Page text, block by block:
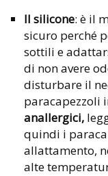
Il silicone: è il
sicuro perché
sottili e
di non avere
disturbare il
paracapezzoli
anallergici,
quindi i
allattamento,
alte